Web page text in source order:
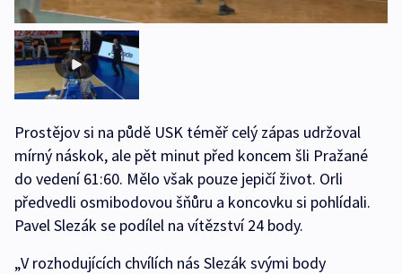
Prostějov si na půdě USK téměř celý zápas udržoval
mírný náskok, ale pět minut před koncem šli Pražané
do vedení 61:60. Mělo však pouze jepičí život. Orli
předvedli osmibodovou šňůru a koncovku si pohlídali.
Pavel Slezák se podílel na vítězství 24 body.
„V rozhodujících chvílích nás Slezák svými body